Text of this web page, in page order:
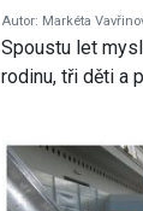
Autor: Markéta
Spoustu let
rodinu, tři děti a